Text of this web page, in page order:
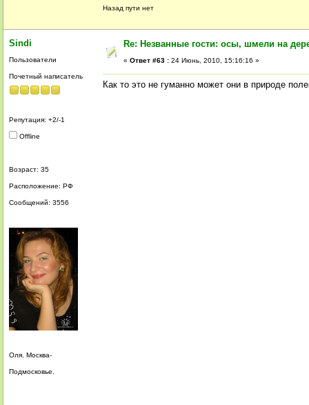
Назад пути нет
Sindi
Пользователи
Почетный написатель
Репутация: +2/-1
Offline
Возраст: 35
Расположение: РФ
Сообщений: 3556
Оля. Москва-
Подмосковье.
Re: Незванные гости: осы, шмели на
« Ответ #63 : 24 Июнь, 2010, 15:16:16 »
Как то это не гуманно может они в природе